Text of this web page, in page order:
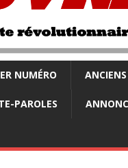
NUMÉRO
PAROLES